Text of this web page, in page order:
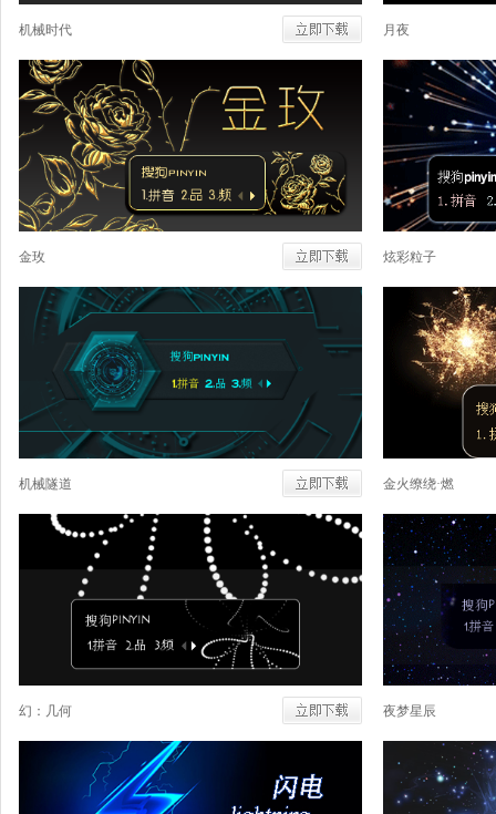
机械时代 月夜
金玫 炫彩粒子
机械隧道 金火缭绕·燃
幻：几何 夜梦星辰